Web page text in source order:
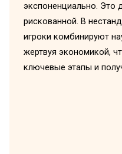
экспоненциально. Это
рискованной. В
игроки комбинируют
жертвуя экономикой,
ключевые этапы и